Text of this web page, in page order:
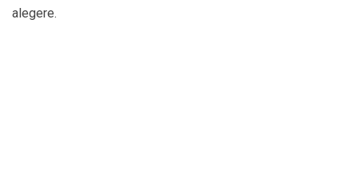
alegere.